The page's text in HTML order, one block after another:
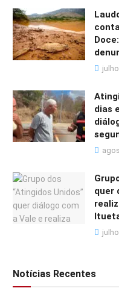
dias
quer
Notícias Recentes